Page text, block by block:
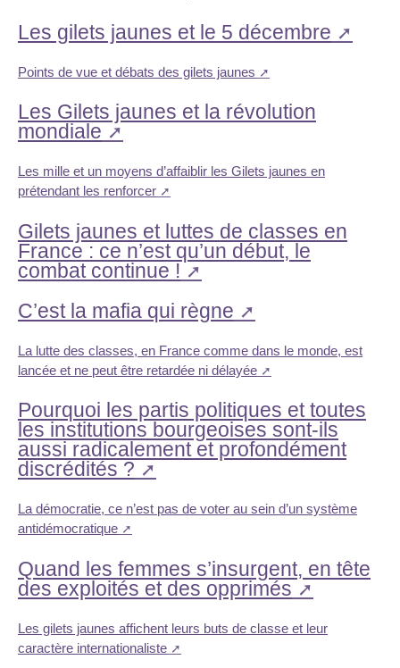
Les gilets jaunes et le 5 décembre
Points de vue et débats des gilets jaunes
Les Gilets jaunes et la révolution
mondiale
Les mille et un moyens d’affaiblir les Gilets jaunes en
prétendant les renforcer
Gilets jaunes et luttes de classes en
France : ce n’est qu’un début, le
combat continue !
C’est la mafia qui règne
La lutte des classes, en France comme dans le monde, est
lancée et ne peut être retardée ni délayée
Pourquoi les partis politiques et toutes
les institutions bourgeoises sont-ils
aussi radicalement et profondément
discrédités ?
La démocratie, ce n’est pas de voter au sein d’un système
antidémocratique
Quand les femmes s’insurgent, en tête
des exploités et des opprimés
Les gilets jaunes affichent leurs buts de classe et leur
caractère internationaliste